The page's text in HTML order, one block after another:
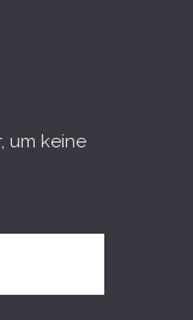
um keine